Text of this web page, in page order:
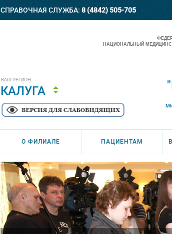
СПРАВОЧНАЯ СЛУЖБА: 8 (4842) 505-705
ВАШ РЕГИОН:
КАЛУГА
НАЦИОНАЛЬНЫЙ
О ФИЛИАЛЕ ПАЦИЕНТАМ